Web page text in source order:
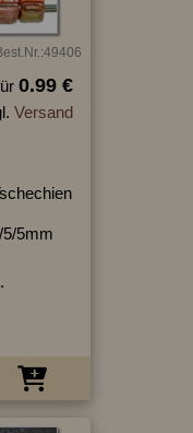
0.99 €
Versand
5mm